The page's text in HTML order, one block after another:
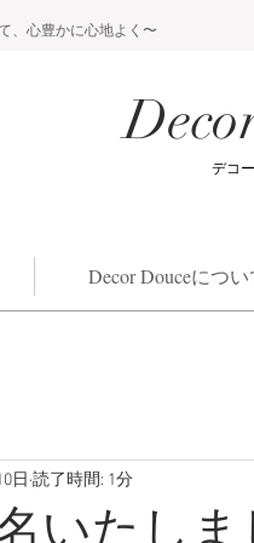
、心豊かに心地よく〜
デコ
Decor Douceについ
日 読了時間: 1分